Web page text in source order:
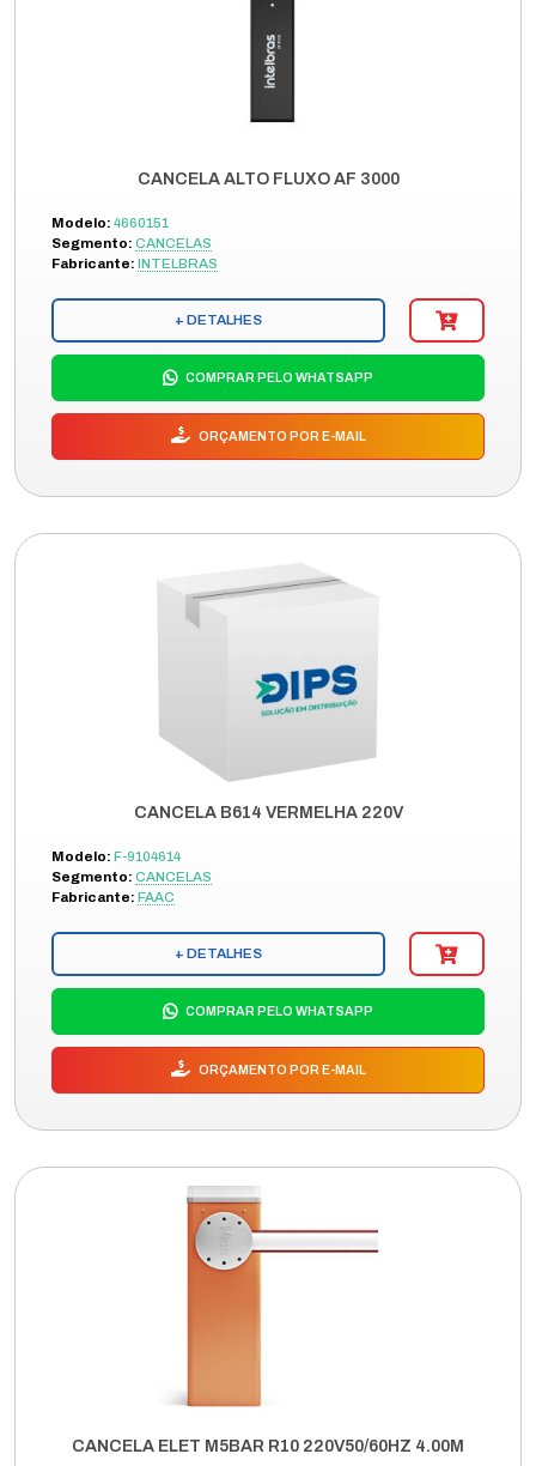
CANCELA ALTO FLUXO AF 3000
Modelo: 4660151
Segmento: CANCELAS
Fabricante: INTELBRAS
+ DETALHES
COMPRAR PELO WHATSAPP
ORÇAMENTO POR E-MAIL
CANCELA B614 VERMELHA 220V
Modelo: F-9104614
Segmento: CANCELAS
Fabricante: FAAC
+ DETALHES
COMPRAR PELO WHATSAPP
ORÇAMENTO POR E-MAIL
CANCELA ELET M5BAR R10 220V50/60HZ 4.00M